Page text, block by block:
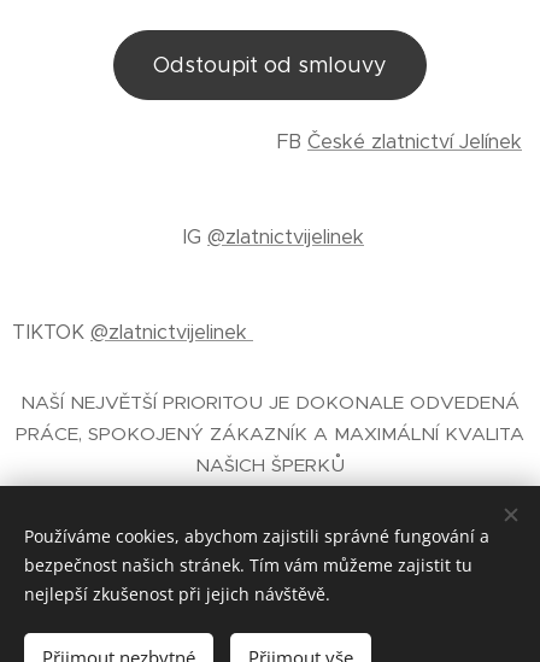
Odstoupit od smlouvy
FB České zlatnictví Jelínek
IG @zlatnictvijelinek
TIKTOK @zlatnictvijelinek
NAŠÍ NEJVĚTŠÍ PRIORITOU JE DOKONALE ODVEDENÁ
PRÁCE, SPOKOJENÝ ZÁKAZNÍK A MAXIMÁLNÍ KVALITA
NAŠICH ŠPERKŮ
JELÍNEK®
České zlatnictví Jelínek® zal. 1930 Praha
Používáme cookies, abychom zajistili správné fungování a
bezpečnost našich stránek. Tím vám můžeme zajistit tu
nejlepší zkušenost při jejich návštěvě.
Přijmout nezbytné Přijmout vše